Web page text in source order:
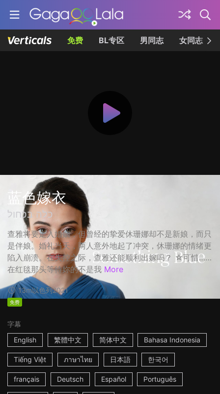
免费 BL专区 男同志 女同志
蓝色嫁衣
כלה בכחול
查雅将要走入婚姻，但曾经的挚爱休珊娜却不是新娘，而只
是伴娘。婚礼当天，两人意外地起了冲突，休珊娜的情绪更
陷入崩溃。在失控之际，查雅还能顺利出嫁吗？ ☆可惜……
在红毯那头等待妳的不是我 More
13m以色列2021
免费
字幕
English
繁體中文 简体中文 Bahasa Indonesia
Tiếng Việt ภาษาไทย 日本語 한국어
français Deutsch Español Português